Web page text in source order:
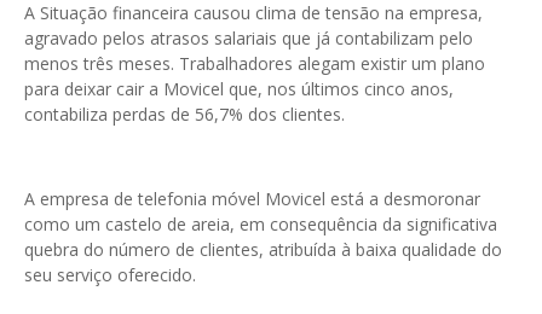
A Situação financeira causou clima de tensão na empresa,
agravado pelos atrasos salariais que já contabilizam pelo
menos três meses. Trabalhadores alegam existir um plano
para deixar cair a Movicel que, nos últimos cinco anos,
contabiliza perdas de 56,7% dos clientes.
A empresa de telefonia móvel Movicel está a desmoronar
como um castelo de areia, em consequência da significativa
quebra do número de clientes, atribuída à baixa qualidade do
seu serviço oferecido.